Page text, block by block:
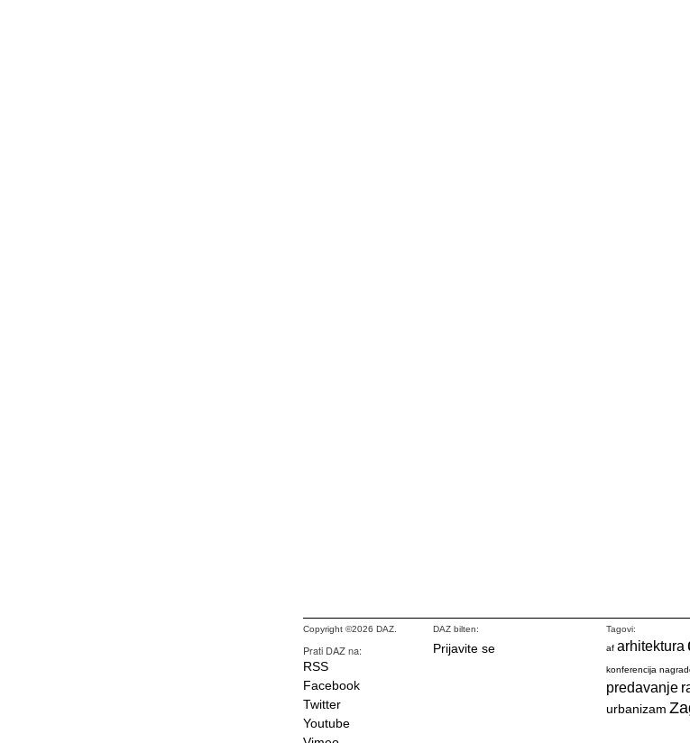
Copyright ©2026 DAZ.
Prati DAZ na:
RSS
Facebook
Twitter
Youtube
DAZ bilten:
Prijavite se
Tagovi:
af arhitektura
konferencija
predavanje
urbanizam